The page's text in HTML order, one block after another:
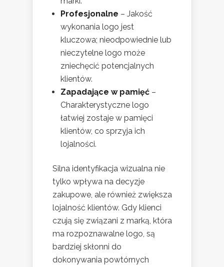
Profesjonalne – Jakość
wykonania logo jest
kluczowa; nieodpowiednie lub
nieczytelne logo może
zniechęcić potencjalnych
klientów.
Zapadające w pamięć –
Charakterystyczne logo
łatwiej zostaje w pamięci
klientów, co sprzyja ich
lojalności.
Silna identyfikacja wizualna nie
tylko wpływa na decyzje
zakupowe, ale również zwiększa
lojalność klientów. Gdy klienci
czują się związani z marką, która
ma rozpoznawalne logo, są
bardziej skłonni do
dokonywania powtórnych